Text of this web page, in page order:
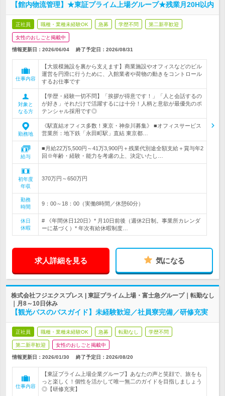
【館内物流管理】★東証プライム上場グループ★残業月20H以内
正社員 職種・業種未経験OK 急募 学歴不問 第二新卒歓迎
女性のおしごと掲載中
情報更新日：2026/06/04 終了予定日： 2026/08/31
仕事内容
【大規模施設を裏から支えます】商業施設やオフィスなどのビル
運営を円滑に行うために、入館業者や荷物の動きをコントロール
するお仕事です
対象と
なる方
【学歴・経験一切不問】「挨拶が得意です！」「人と会話するの
が好き」それだけで活躍するには十分！人柄と意欲が最優先のポ
テンシャル採用です◎
勤務地
《駅直結オフィス多数！東京・神奈川募集》 ■オフィスサービス
営業所：地下鉄「永田町駅」直結 東京都…
給与
■月給22万5,500円～41万3,900円＋残業代別途全額支給＋賞与年2
回※年齢・経験・能力を考慮の上、決定いたし…
初年度
年収
370万円～650万円
勤務
時間
9：00～18：00（実働8時間／休憩60分）
休日
休暇
# 《年間休日120日》* 月10日前後（週休2日制。事業所カレンダ
ーに基づく）* 年次有給休暇制度…
求人詳細を見る 気になる
株式会社フジエクスプレス | 東証プライム上場・富士急グループ｜転勤なし
｜月8～10日休み
【観光バスのバスガイド】未経験歓迎／社員寮完備／研修充実
正社員 職種・業種未経験OK 急募 転勤なし 学歴不問
第二新卒歓迎 女性のおしごと掲載中
情報更新日：2026/01/30 終了予定日： 2026/08/20
仕事内容
【東証プライム上場企業グループ】あなたの声と笑顔で、旅をも
っと楽しく！個性を活かして唯一無二のガイドを目指しましょう
◎【研修充実】